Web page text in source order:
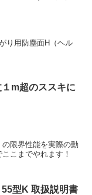
り用防塵面H（ヘル
m超のススキに
限界性能を実際の動
こまでやれます！
55型K 取扱説明書